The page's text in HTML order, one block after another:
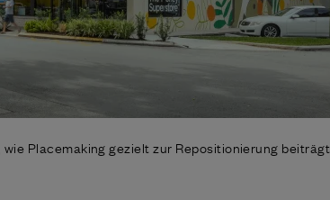
Placemaking gezielt zur Repositionierung beiträgt.